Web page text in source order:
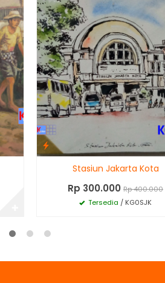
Stasiun Jakarta Kota
Rp 300.000 Rp 400.000
Tersedia / KG0SJK